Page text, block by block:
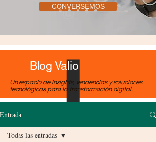
CONVERSEMOS
Blog Valio
Un espacio de insights, tendencias y soluciones
tecnológicas para la transformación digital.
Entrada
Todas las entradas